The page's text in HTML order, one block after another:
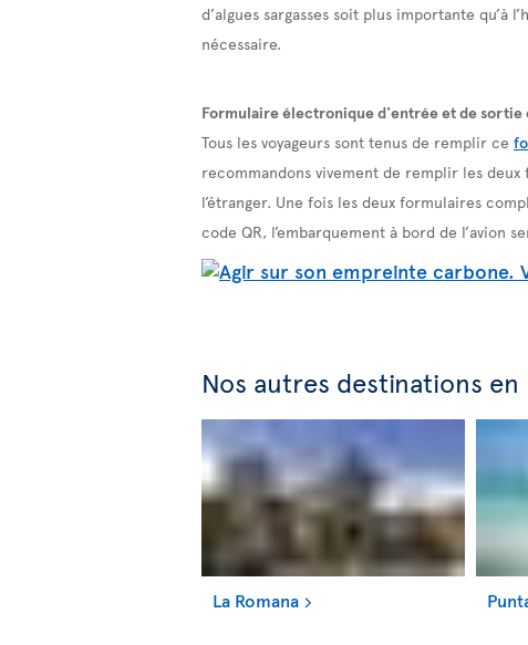
d’algues sargasses soit plus importante
nécessaire.
Formulaire électronique d'entrée et de
Tous les voyageurs sont tenus de remplir ce
recommandons vivement de remplir les
l’étranger. Une fois les deux formulaires
code QR, l’embarquement à bord de l’avion
Nos autres destinations
La Romana